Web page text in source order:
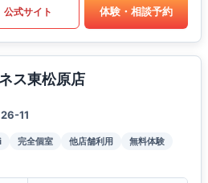
公式サイト 体験・相談予約
ス東松原店
11
完全個室 他店舗利用
無料体験